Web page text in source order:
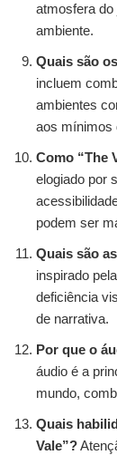
atmosfera do
ambiente.
Quais são
incluem
ambientes
aos mínimos
Como “The
elogiado por
podem ser
Quais são
inspirado
deficiência
de narrativa.
Por que o
áudio é a
mundo,
Quais
Vale”?